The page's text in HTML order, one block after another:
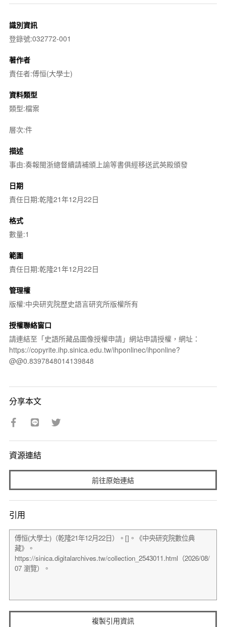
識別資訊
登錄號:032772-001
著作者
責任者:傅恒(大學士)
資料類型
類型:檔案
層次:件
描述
事由:奏報閩浙總督續請補頒上諭等書俱經移送武英殿頒發
日期
責任日期:乾隆21年12月22日
格式
數量:1
範圍
責任日期:乾隆21年12月22日
管理權
版權:中央研究院歷史語言研究所版權所有
授權聯絡窗口
請連結至「史語所藏品圖像授權申請」網站申請授權，網址：
https://copyrite.ihp.sinica.edu.tw/ihponlinec/ihponline?
@@0.8397848014139848
分享本文
資源連結
前往原始連結
引用
複製引用資訊